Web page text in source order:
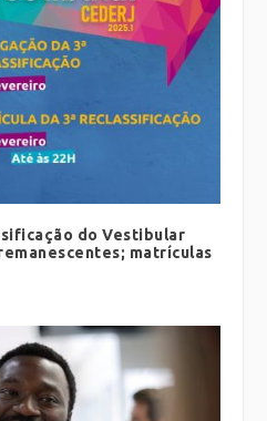
do Vestibular
matrículas